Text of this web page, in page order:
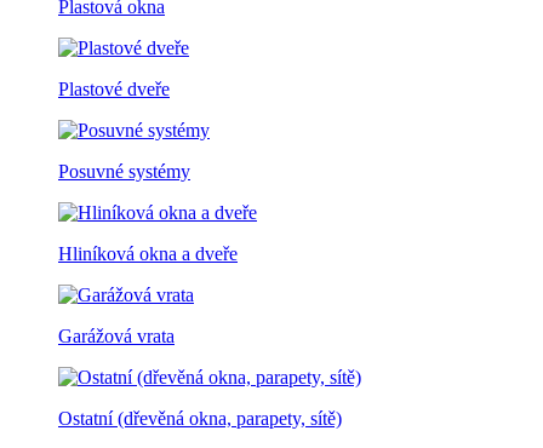
Plastová okna
Plastové dveře
Posuvné systémy
Hliníková okna a dveře
Garážová vrata
Ostatní (dřevěná okna, parapety, sítě)